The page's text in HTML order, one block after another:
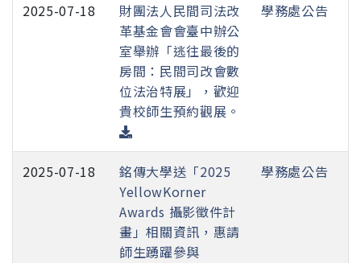
2025-07-18
財團法人民間司法改
革基金會會臺中辦公
室舉辦「逃往最後的
房間：民間司改會數
位法治特展」，歡迎
貴校師生預約觀展。
學務處公告
2025-07-18
銘傳大學送「2025
YellowKorner
Awards 攝影徵件計
畫」相關資訊，惠請
師生踴躍參與
學務處公告